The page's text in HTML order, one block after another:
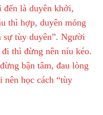
là duyên khởi,
thì hợp, duyên mỏng
sự tùy duyên”. Người
thì đừng nên níu kéo.
bận tâm, đau lòng
học cách “tùy